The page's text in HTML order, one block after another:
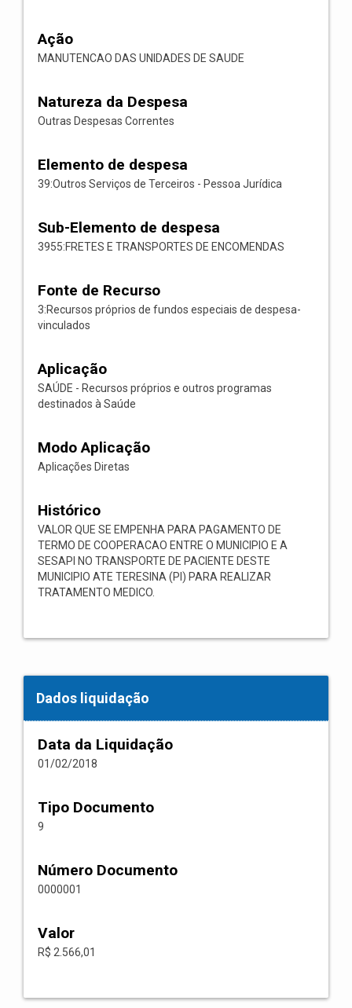
Ação
MANUTENCAO DAS UNIDADES DE SAUDE
Natureza da Despesa
Outras Despesas Correntes
Elemento de despesa
39:Outros Serviços de Terceiros - Pessoa Jurídica
Sub-Elemento de despesa
3955:FRETES E TRANSPORTES DE ENCOMENDAS
Fonte de Recurso
3:Recursos próprios de fundos especiais de despesa-
vinculados
Aplicação
SAÚDE - Recursos próprios e outros programas
destinados à Saúde
Modo Aplicação
Aplicações Diretas
Histórico
VALOR QUE SE EMPENHA PARA PAGAMENTO DE
TERMO DE COOPERACAO ENTRE O MUNICIPIO E A
SESAPI NO TRANSPORTE DE PACIENTE DESTE
MUNICIPIO ATE TERESINA (PI) PARA REALIZAR
TRATAMENTO MEDICO.
Dados liquidação
Data da Liquidação
01/02/2018
Tipo Documento
9
Número Documento
0000001
Valor
R$ 2.566,01